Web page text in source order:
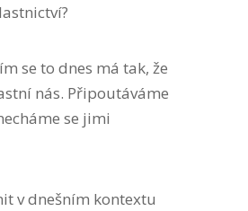
se to dnes má tak, že
nás. Připoutáváme
se jimi
v dnešním kontextu